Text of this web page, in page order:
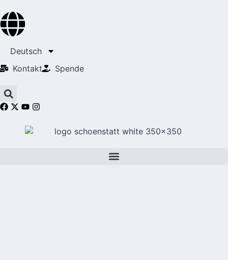
Deutsch
Kontakt
Spende